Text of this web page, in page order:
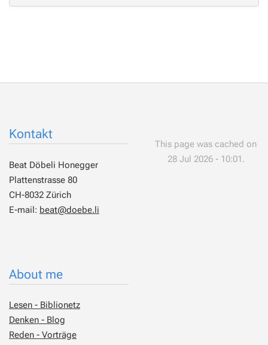
Kontakt
Beat Döbeli Honegger
Plattenstrasse 80
CH-8032 Zürich
E-mail: beat@doebe.li
About me
Lesen - Biblionetz
Denken - Blog
Reden - Vorträge
This page was cached on
28 Jul 2026 - 10:01.